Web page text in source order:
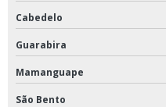
Cabedelo
Guarabira
Mamanguape
São Bento